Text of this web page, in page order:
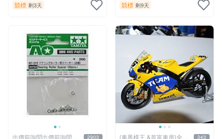
競標 剩3天 競標 剩9天
出價前詢問出價前詢問出 2903 {車界模王 &首富車房}全國 343